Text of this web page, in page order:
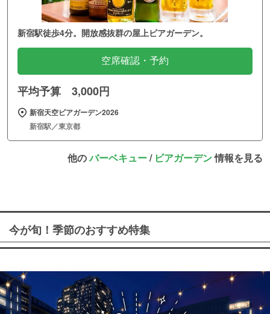
新宿駅徒歩4分。開放感抜群の屋上ビアガーデン。
空席確認・予約
平均予算 3,000円
新宿天空ビアガーデン2026
新宿駅／東京都
他のバーベキュー/ ビアガーデン情報を見る
今が旬！季節のおすすめ特集